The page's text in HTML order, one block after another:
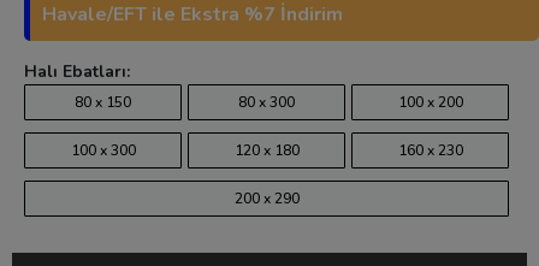
Havale/EFT ile Ekstra %7 İndirim
Halı Ebatları:
80 x 150 80 x 300 100 x 200
100 x 300 120 x 180 160 x 230
200 x 290